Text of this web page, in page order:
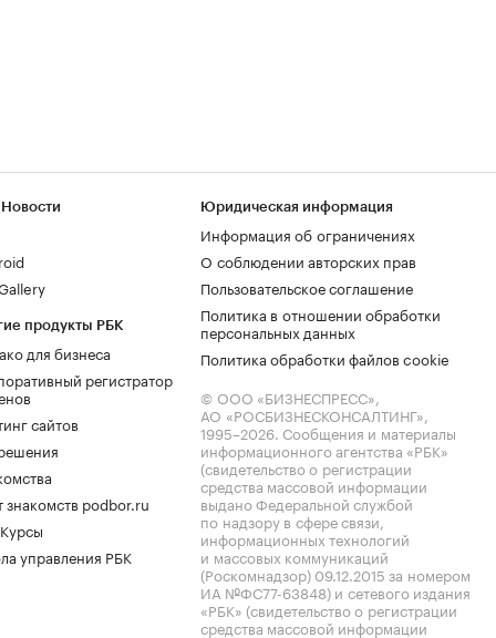
продукты РБК
для бизнеса
регистратор
сайтов
знакомств podbor.ru
управления РБК
Юридическая информация
Информация об ограничениях
О соблюдении авторских прав
Пользовательское соглашение
Политика в отношении обработки
персональных данных
Политика обработки файлов cookie
© ООО «БИЗНЕСПРЕСС»,
АО «РОСБИЗНЕСКОНСАЛТИНГ»,
1995–2026. Сообщения и материалы
информационного агентства «РБК»
(свидетельство о регистрации
средства массовой информации
выдано Федеральной службой
по надзору в сфере связи,
информационных технологий
и массовых коммуникаций
(Роскомнадзор) 09.12.2015 за номером
ИА №ФС77-63848) и сетевого издания
«РБК» (свидетельство о регистрации
средства массовой информации